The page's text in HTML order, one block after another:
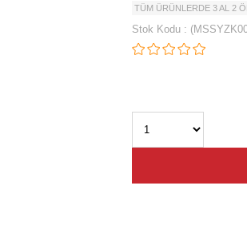
TÜM ÜRÜNLERDE 3 AL 2
Stok Kodu